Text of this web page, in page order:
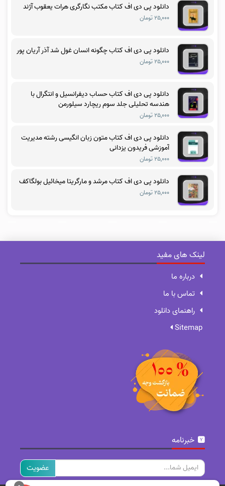
دانلود پی دی اف کتاب مکتب نگارگری هرات یعقوب آژند
۲۵,۰۰۰ تومان
دانلود پی دی اف کتاب چگونه انسان غول شد آذر آریان پور
۲۵,۰۰۰ تومان
دانلود پی دی اف کتاب حساب دیفرانسیل و انتگرال با
هندسه تحلیلی جلد سوم ریچارد سیلورمن
۲۵,۰۰۰ تومان
دانلود پی دی اف کتاب متون زبان انگیسی رشته مدیریت
آموزشی فریدون یزدانی
۲۵,۰۰۰ تومان
دانلود پی دی اف کتاب مرشد و مارگریتا میخائیل بولگاکف
۲۵,۰۰۰ تومان
لینک های مفید
درباره ما
تماس با ما
راهنمای دانلود
Sitemap
خبرنامه
ایمیل